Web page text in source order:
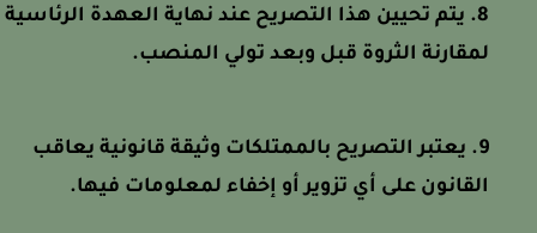
يتم تحيين هذا التصريح عند نهاية العهدة الرئاسية
لمقارنة الثروة قبل وبعد تولي المنصب.
يعتبر التصريح بالممتلكات وثيقة قانونية يعاقب
القانون على أي تزوير أو إخفاء لمعلومات فيها.